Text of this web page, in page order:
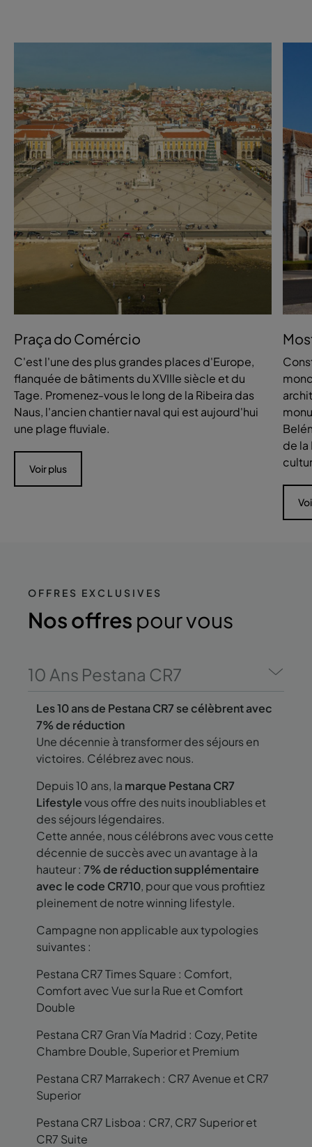
Praça do Comércio
C'est l'une des plus grandes places d'Europe,
flanquée de bâtiments du XVIIIe siècle et du
Tage. Promenez-vous le long de la Ribeira das
Naus, l'ancien chantier naval qui est aujourd'hui
une plage fluviale.
Voir plus
de la
OFFRES EXCLUSIVES
Nos offres pour vous
10 Ans Pestana CR7
Les 10 ans de Pestana CR7 se célèbrent avec
7% de réduction
Une décennie à transformer des séjours en
victoires. Célébrez avec nous.
Depuis 10 ans, la marque Pestana CR7
Lifestylevous offre des nuits inoubliables et
des séjours légendaires.
Cette année, nous célébrons avec vous cette
décennie de succès avec un avantage à la
hauteur : 7% de réduction supplémentaire
avec le code CR710, pour que vous profitiez
pleinement de notre winning lifestyle.
Campagne non applicable aux typologies
suivantes :
Pestana CR7 Times Square : Comfort,
Comfort avec Vue sur la Rue et Comfort
Double
Pestana CR7 Gran Vía Madrid : Cozy, Petite
Chambre Double, Superior et Premium
Pestana CR7 Marrakech : CR7 Avenue et CR7
Superior
Pestana CR7 Lisboa : CR7, CR7 Superior et
CR7 Suite